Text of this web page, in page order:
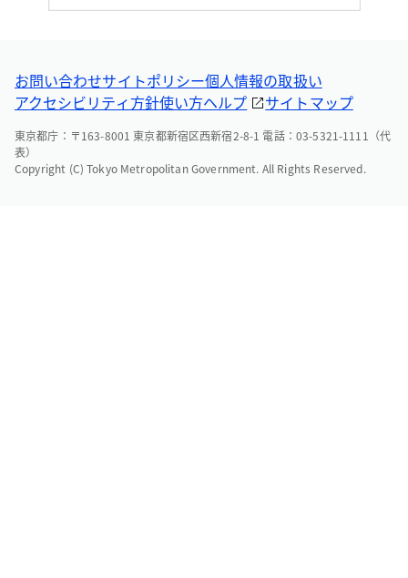
お問い合わせサイトポリシー個人情報の取扱い
アクセシビリティ方針使い方ヘルプ サイトマップ
東京都庁：〒163-8001 東京都新宿区西新宿2-8-1 電話：03-5321-1111（代
表）
Copyright (C) Tokyo Metropolitan Government. All Rights Reserved.